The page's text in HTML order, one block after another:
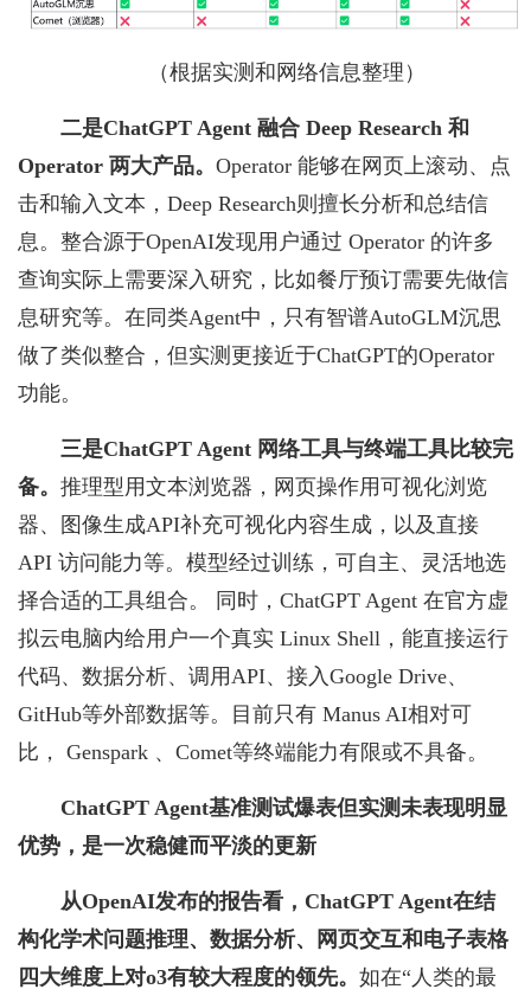
（根据实测和网络信息整理）
二是ChatGPT Agent 融合 Deep Research 和
Operator 两大产品。 Operator 能够在网页上滚动、点
击和输入文本，Deep Research则擅长分析和总结信
息。整合源于OpenAI发现用户通过 Operator 的许多
查询实际上需要深入研究，比如餐厅预订需要先做信
息研究等。在同类Agent中，只有智谱AutoGLM沉思
做了类似整合，但实测更接近于ChatGPT的Operator
功能。
三是ChatGPT Agent 网络工具与终端工具比较完
备。 推理型用文本浏览器，网页操作用可视化浏览
器、图像生成API补充可视化内容生成，以及直接
API 访问能力等。模型经过训练，可自主、灵活地选
择合适的工具组合。 同时，ChatGPT Agent 在官方虚
拟云电脑内给用户一个真实 Linux Shell，能直接运行
代码、数据分析、调用API、接入Google Drive、
GitHub等外部数据等。目前只有 Manus AI相对可
比， Genspark 、Comet等终端能力有限或不具备。
ChatGPT Agent基准测试爆表但实测未表现明显
优势，是一次稳健而平淡的更新
从OpenAI发布的报告看，ChatGPT Agent在结
构化学术问题推理、数据分析、网页交互和电子表格
四大维度上对o3有较大程度的领先。 如在“人类的最